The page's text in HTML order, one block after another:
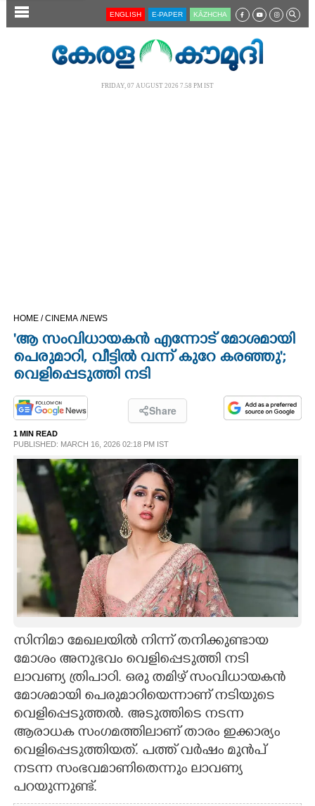
SECTIONS
OPINION
PHOTOS
LIFESTYLE
SPIRITUAL
INFO+
ART
ASTRO
CARTOONS
LITERATURE
ZOOM
CONTACT US
ENGLISH E-PAPER KĀZHCHA
FRIDAY, 07 AUGUST 2026 7.58 PM IST
HOME /CINEMA /NEWS
'ആ സംവിധായകൻ എന്നോട് മോശമായി
പെരുമാറി, വീട്ടിൽ വന്ന് കുറേ കരഞ്ഞു';
വെളിപ്പെടുത്തി നടി
Share
1 MIN READ
PUBLISHED: MARCH 16, 2026 02:18 PM IST
സിനിമാ മേഖലയിൽ നിന്ന് തനിക്കുണ്ടായ
മോശം അനുഭവം വെളിപ്പെടുത്തി നടി
ലാവണ്യ ത്രിപാഠി. ഒരു തമിഴ്‌ സംവിധായകൻ
മോശമായി പെരുമാറിയെന്നാണ് നടിയുടെ
വെളിപ്പെടുത്തൽ. അടുത്തിടെ നടന്ന
ആരാധക സംഗമത്തിലാണ് താരം ഇക്കാര്യം
വെളിപ്പെടുത്തിയത്. പത്ത് വർഷം മുൻപ്
നടന്ന സംഭവമാണിതെന്നും ലാവണ്യ
പറയുന്നുണ്ട്.